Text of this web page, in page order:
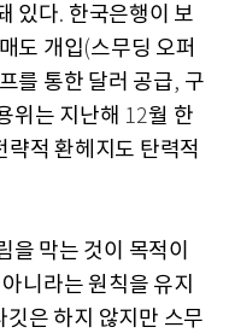
있다. 한국은행이 보
도 개입(스무딩 오퍼
를 통한 달러 공급, 구
위는 지난해 12월 한
적 환헤지도 탄력적
을 막는 것이 목적이
니라는 원칙을 유지
깃은 하지 않지만 스무